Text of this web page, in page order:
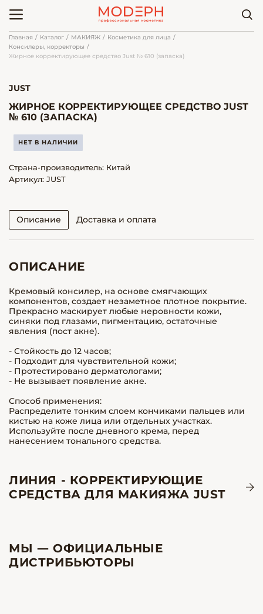
Главная Каталог МАКИЯЖ
Косметика для лица
Консилеры, корректоры
Жирное корректирующее средство Just № 610 (запаска)
JUST
ЖИРНОЕ КОРРЕКТИРУЮЩЕЕ СРЕДСТВО JUST
№ 610 (ЗАПАСКА)
НЕТ В НАЛИЧИИ
Страна-производитель: Китай
Артикул: JUST
Описание Доставка и оплата
ОПИСАНИЕ
Кремовый консилер, на основе смягчающих
компонентов, создает незаметное плотное покрытие.
Прекрасно маскирует любые неровности кожи,
синяки под глазами, пигментацию, остаточные
явления (пост акне).
- Стойкость до 12 часов;
- Подходит для чувствительной кожи;
- Протестировано дерматологами;
- Не вызывает появление акне.
Способ применения:
Распределите тонким слоем кончиками пальцев или
кистью на коже лица или отдельных участках.
Используйте после дневного крема, перед
нанесением тонального средства.
ЛИНИЯ - КОРРЕКТИРУЮЩИЕ
СРЕДСТВА ДЛЯ МАКИЯЖА JUST
МЫ — ОФИЦИАЛЬНЫЕ
ДИСТРИБЬЮТОРЫ